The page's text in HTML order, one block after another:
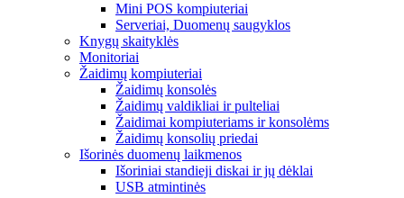
Mini POS kompiuteriai
Serveriai, Duomenų saugyklos
Knygų skaityklės
Monitoriai
Žaidimų kompiuteriai
Žaidimų konsolės
Žaidimų valdikliai ir pulteliai
Žaidimai kompiuteriams ir konsolėms
Žaidimų konsolių priedai
Išorinės duomenų laikmenos
Išoriniai standieji diskai ir jų dėklai
USB atmintinės